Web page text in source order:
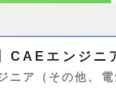
CAEエンジニ
ニア（その他、